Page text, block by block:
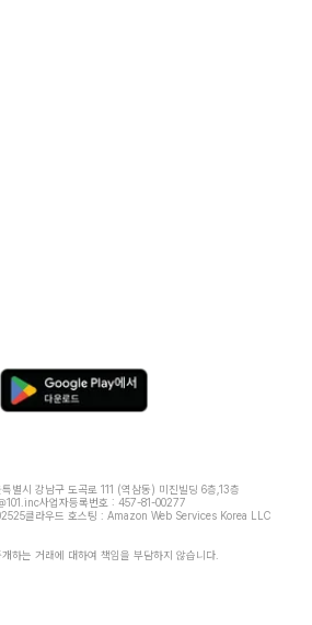
특별시 강남구 도곡로 111 (역삼동) 미진빌딩 6층,13층
사업자등록번호 : 457-81-00277
클라우드 호스팅 : Amazon Web Services Korea LLC
하는 거래에 대하여 책임을 부담하지 않습니다.